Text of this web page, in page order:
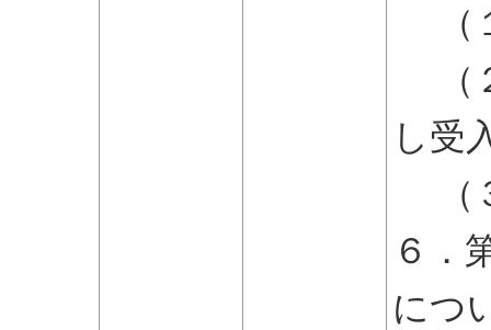
（
（
し受
（
６．
につ